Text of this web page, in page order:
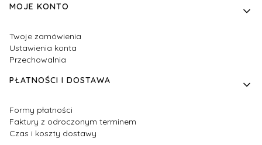
MOJE KONTO
Twoje zamówienia
Ustawienia konta
Przechowalnia
PŁATNOŚCI I DOSTAWA
Formy płatności
Faktury z odroczonym terminem
Czas i koszty dostawy